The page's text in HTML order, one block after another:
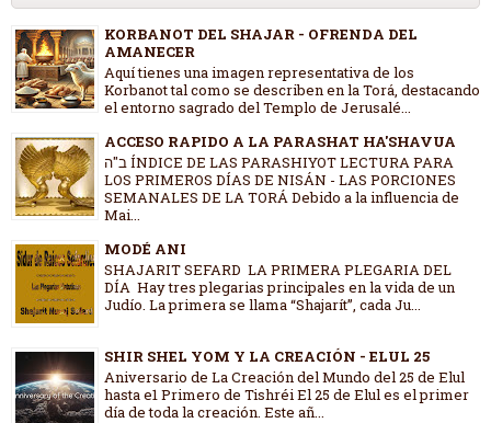
KORBANOT DEL SHAJAR - OFRENDA DEL
AMANECER
Aquí tienes una imagen representativa de los
Korbanot tal como se describen en la Torá, destacando
el entorno sagrado del Templo de Jerusalé...
ACCESO RAPIDO A LA PARASHAT HA'SHAVUA
ב"ה ÍNDICE DE LAS PARASHIYOT LECTURA PARA
LOS PRIMEROS DÍAS DE NISÁN - LAS PORCIONES
SEMANALES DE LA TORÁ Debido a la influencia de
Mai...
MODÉ ANI
SHAJARIT SEFARD LA PRIMERA PLEGARIA DEL
DÍA Hay tres plegarias principales en la vida de un
Judío. La primera se llama “Shajarít”, cada Ju...
SHIR SHEL YOM Y LA CREACIÓN - ELUL 25
Aniversario de La Creación del Mundo del 25 de Elul
hasta e1 Primero de Tishréi El 25 de Elul es el primer
día de toda la creación. Este añ...